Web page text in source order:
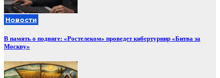
Новости
В память о подвиге: «Ростелеком» проведет кибертурнир «Битва за
Москву»